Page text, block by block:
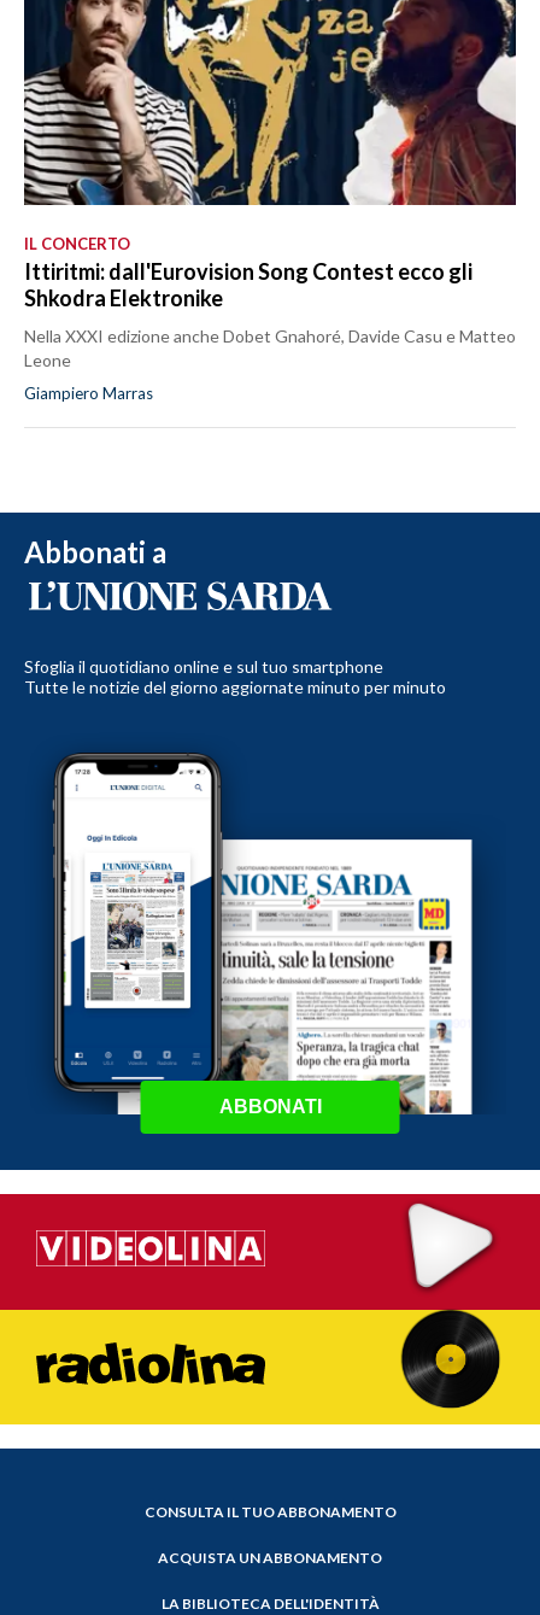
IL CONCERTO
Ittiritmi: dall'Eurovision Song Contest ecco gli
Shkodra Elektronike
Nella XXXI edizione anche Dobet Gnahoré, Davide Casu e Matteo
Leone
Giampiero Marras
Abbonati a
Sfoglia il quotidiano online e sul tuo smartphone
Tutte le notizie del giorno aggiornate minuto per minuto
ABBONATI
CONSULTA IL TUO ABBONAMENTO
ACQUISTA UN ABBONAMENTO
LA BIBLIOTECA DELL'IDENTITÀ